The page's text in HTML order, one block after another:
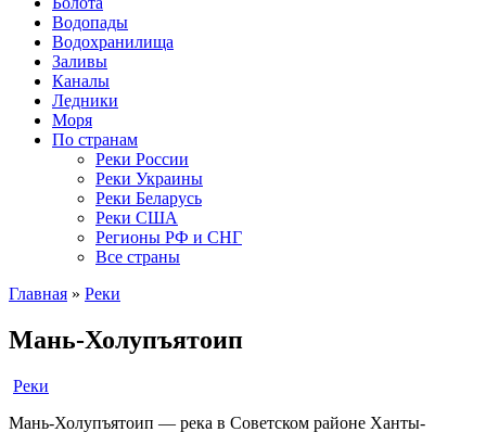
Водопады
Водохранилища
Заливы
Каналы
Ледники
Моря
По странам
Реки России
Реки Украины
Реки Беларусь
Реки США
Регионы РФ и СНГ
Все страны
Главная » Реки
Мань-Холупъятоип
Реки
Мань-Холупъятоип — река в Советском районе Ханты-